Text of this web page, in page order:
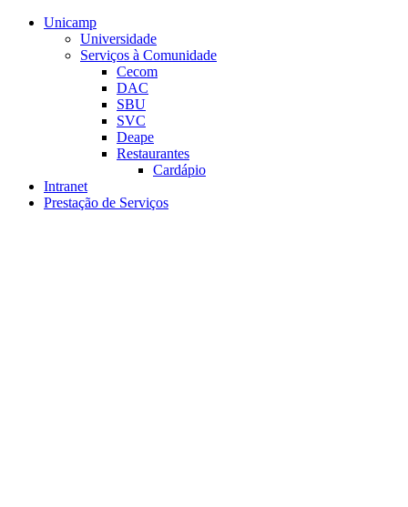
Conteúdo principal
Unicamp
Universidade
Serviços à Comunidade
Cecom
DAC
SBU
SVC
Deape
Restaurantes
Cardápio
Intranet
Prestação de Serviços